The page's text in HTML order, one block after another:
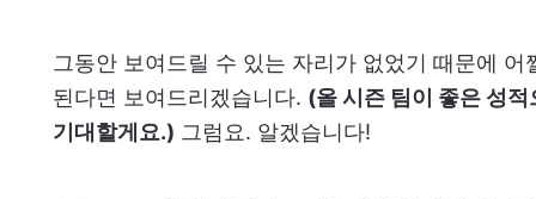
그동안 보여드릴 수 있는 자리가 없었기 때문에
된다면 보여드리겠습니다. (올 시즌 팀이 좋은 성
기대할게요.) 그럼요. 알겠습니다!